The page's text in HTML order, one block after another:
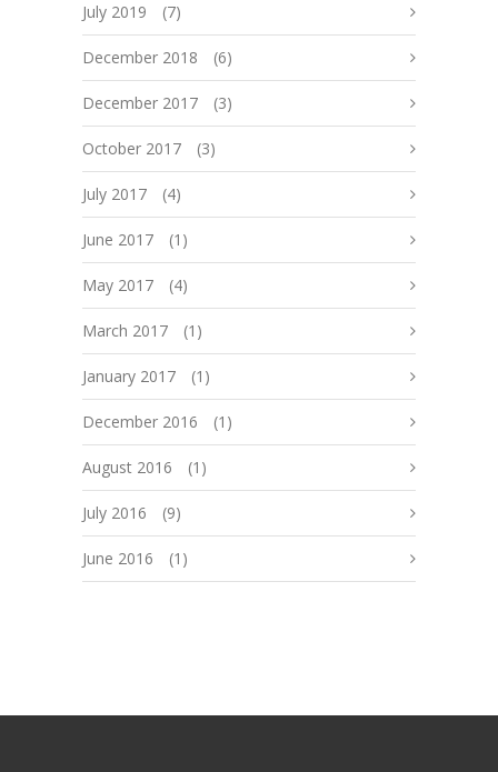
July 2019 (7)
December 2018 (6)
December 2017 (3)
October 2017 (3)
July 2017 (4)
June 2017 (1)
May 2017 (4)
March 2017 (1)
January 2017 (1)
December 2016 (1)
August 2016 (1)
July 2016 (9)
June 2016 (1)